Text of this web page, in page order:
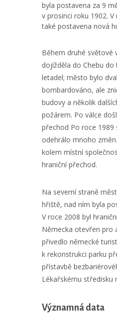
byla postavena za 9
v prosinci roku 1902.
také postavena nová
Během druhé světové
dojížděla do Chebu
letadel; město bylo
bombardováno, ale
budovy a několik
požárem. Po válce
přechod Po roce 1989
odehrálo mnoho
kolem místní
hraniční přechod.
Na severní straně
hřiště, nad ním byla
V roce 2008 byl
Německa otevřen pro
přivedlo německé
k rekonstrukci parku
přístavbě
Lékařskému středisku
Významná data